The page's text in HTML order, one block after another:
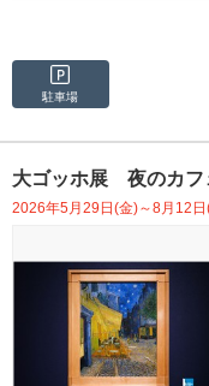
駐車場
大ゴッホ展 夜のカフ
2026年5月29日(金)～8月12日